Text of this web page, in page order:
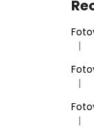
|
|
|
65